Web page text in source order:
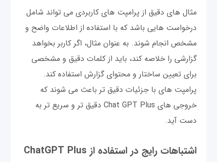
مثال های دقیق از پرامپت های کاربردی می تواند شامل
درخواست هایی باشد که با استفاده از اطلاعات واضح و
مشخص انجام شوند. به عنوان مثال، اگر کاربر بخواهد
گزارشی را خلاصه کند، باید از کلمات دقیق و مشخصی
برای تعیین ساختار و محتوای گزارش استفاده کند.
پرامپت های با جزئیات دقیق تر باعث می شوند که
خروجی های Chat GPT Plus دقیق تر و سریع تر به
دست آید.
اشتباهات رایج در استفاده از ChatGPT Plus